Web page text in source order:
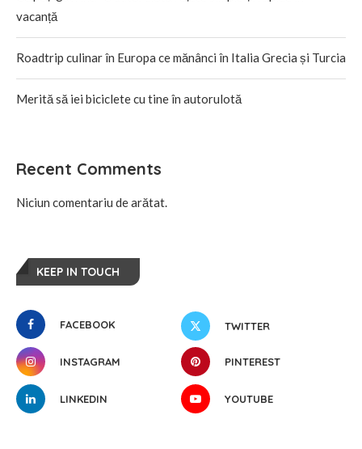
vacanță
Roadtrip culinar în Europa ce mănânci în Italia Grecia și Turcia
Merită să iei biciclete cu tine în autorulotă
Recent Comments
Niciun comentariu de arătat.
KEEP IN TOUCH
FACEBOOK TWITTER
INSTAGRAM PINTEREST
LINKEDIN YOUTUBE